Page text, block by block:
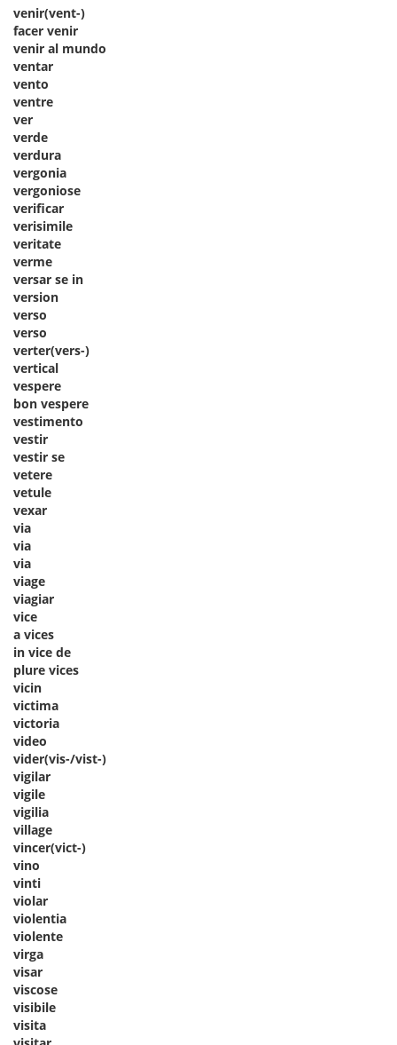
venir(vent-)
facer venir
venir al mundo
ventar
vento
ventre
ver
verde
verdura
vergonia
vergoniose
verificar
verisimile
veritate
verme
versar se in
version
verso
verso
verter(vers-)
vertical
vespere
bon vespere
vestimento
vestir
vestir se
vetere
vetule
vexar
via
via
via
viage
viagiar
vice
a vices
in vice de
plure vices
vicin
victima
victoria
video
vider(vis-/vist-)
vigilar
vigile
vigilia
village
vincer(vict-)
vino
vinti
violar
violentia
violente
virga
visar
viscose
visibile
visita